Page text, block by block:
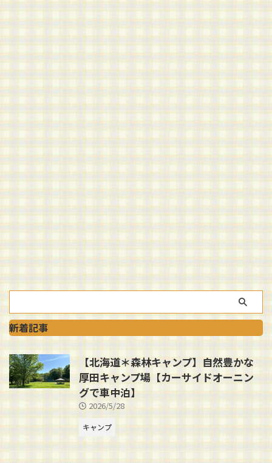
新着記事
【北海道＊森林キャンプ】自然豊かな
厚田キャンプ場【カーサイドオーニン
グで車中泊】
2026/5/28
キャンプ